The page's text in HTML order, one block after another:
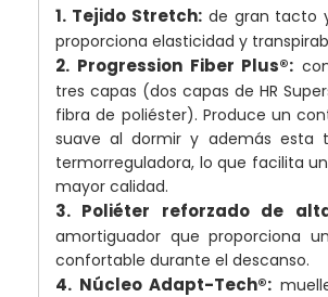
1. Tejido Stretch:de gran tacto
proporciona elasticidad y
2. Progression Fiber Plus®:
tres capas (dos capas de HR
fibra de poliéster). Produce un
suave al dormir y además esta
termorreguladora, lo que facilita
mayor calidad.
3. Poliéter reforzado de
amortiguador que proporciona
confortable durante el descanso.
4. Núcleo Adapt-Tech®: